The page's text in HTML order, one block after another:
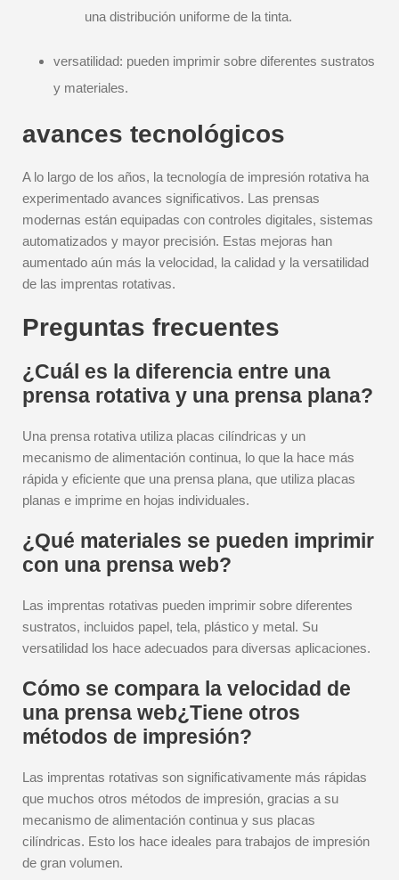
una distribución uniforme de la tinta.
versatilidad: pueden imprimir sobre diferentes sustratos
y materiales.
avances tecnológicos
A lo largo de los años, la tecnología de impresión rotativa ha
experimentado avances significativos. Las prensas
modernas están equipadas con controles digitales, sistemas
automatizados y mayor precisión. Estas mejoras han
aumentado aún más la velocidad, la calidad y la versatilidad
de las imprentas rotativas.
Preguntas frecuentes
¿Cuál es la diferencia entre una
prensa rotativa y una prensa plana?
Una prensa rotativa utiliza placas cilíndricas y un
mecanismo de alimentación continua, lo que la hace más
rápida y eficiente que una prensa plana, que utiliza placas
planas e imprime en hojas individuales.
¿Qué materiales se pueden imprimir
con una prensa web?
Las imprentas rotativas pueden imprimir sobre diferentes
sustratos, incluidos papel, tela, plástico y metal. Su
versatilidad los hace adecuados para diversas aplicaciones.
Cómo se compara la velocidad de
una prensa web¿Tiene otros
métodos de impresión?
Las imprentas rotativas son significativamente más rápidas
que muchos otros métodos de impresión, gracias a su
mecanismo de alimentación continua y sus placas
cilíndricas. Esto los hace ideales para trabajos de impresión
de gran volumen.